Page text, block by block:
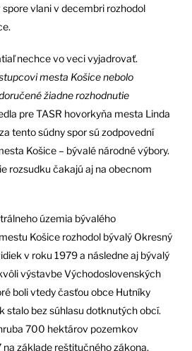
vlani v decembri rozhodol
nechce vo veci vyjadrovať.
mesta Košice nebolo
žiadne rozhodnutie
pre TASR hovorkyňa mesta Linda
tento súdny spor sú zodpovední
Košice – bývalé národné výbory.
rozsudku čakajú aj na obecnom
územia bývalého
Košice rozhodol bývalý Okresný
v roku 1979 a následne aj bývalý
výstavbe Východoslovenských
boli vtedy časťou obce Hutníky
stalo bez súhlasu dotknutých obcí.
700 hektárov pozemkov
základe reštitučného zákona.